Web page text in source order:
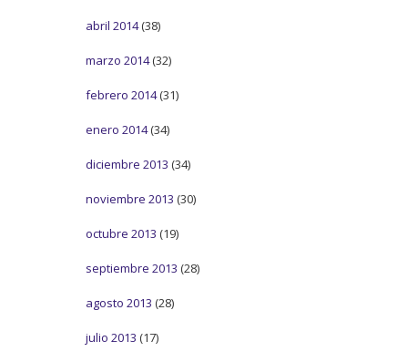
abril 2014(38)
marzo 2014(32)
febrero 2014(31)
enero 2014(34)
diciembre 2013 (34)
noviembre 2013 (30)
octubre 2013 (19)
septiembre 2013 (28)
agosto 2013 (28)
julio 2013 (17)